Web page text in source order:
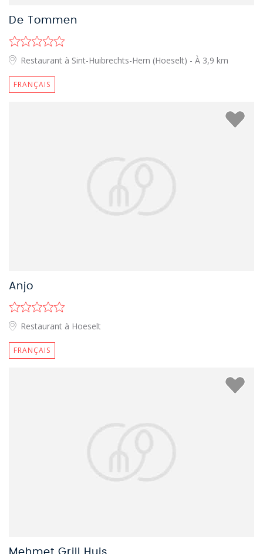
De Tommen
Restaurant à Sint-Huibrechts-Hern (Hoeselt) - À 3,9 km
FRANÇAIS
Anjo
Restaurant à Hoeselt
FRANÇAIS